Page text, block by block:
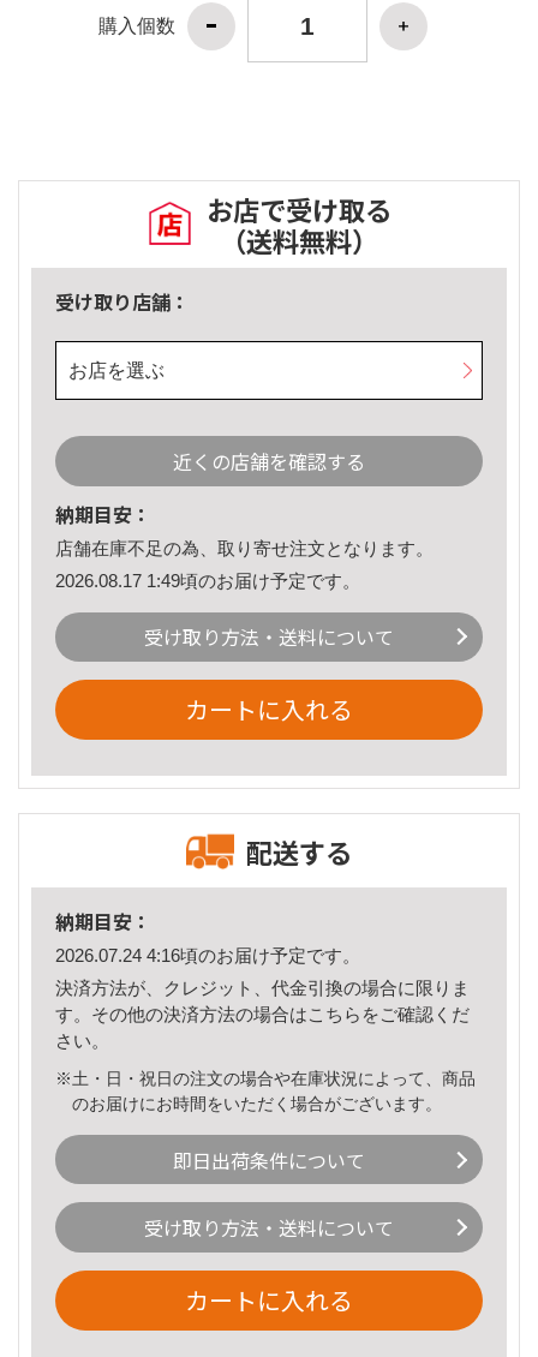
購入個数
お店で受け取る
（送料無料）
受け取り店舗：
お店を選ぶ
近くの店舗を確認する
納期目安：
店舗在庫不足の為、取り寄せ注文となります。
2026.08.17 1:49頃のお届け予定です。
受け取り方法・送料について
カートに入れる
配送する
納期目安：
2026.07.24 4:16頃のお届け予定です。
決済方法が、クレジット、代金引換の場合に限りま
す。その他の決済方法の場合はこちら をご確認くだ
さい。
※土・日・祝日の注文の場合や在庫状況によって、商品
のお届けにお時間をいただく場合がございます。
即日出荷条件について
受け取り方法・送料について
カートに入れる